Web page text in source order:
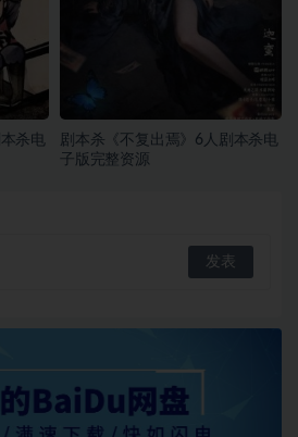
杀电
剧本杀《不复出焉》6人剧本杀电
子版完整资源